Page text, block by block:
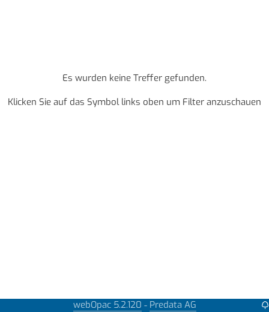
Es wurden keine Treffer gefunden.
Klicken Sie auf das Symbol links oben um Filter anzuschauen
webOpac 5.2.120 - Predata AG